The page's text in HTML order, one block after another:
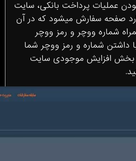
عملیات پرداخت بانکی، سایت
صفحه سفارش میشود که در آن
شماره ووچر و رمز ووچر
داشتن شماره و رمز ووچر شما
بخش افزایش موجودی سایت